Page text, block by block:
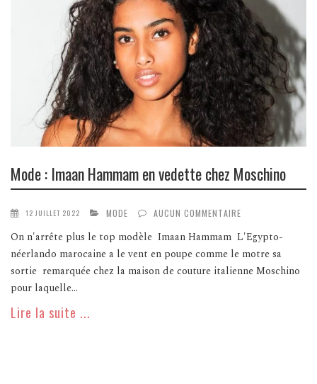
Mode : Imaan Hammam en vedette chez Moschino
12 JUILLET 2022 MODE AUCUN COMMENTAIRE
On n'arrête plus le top modèle Imaan Hammam L'Egypto-
néerlando marocaine a le vent en poupe comme le motre sa
sortie remarquée chez la maison de couture italienne Moschino
pour laquelle...
Lire la suite ...